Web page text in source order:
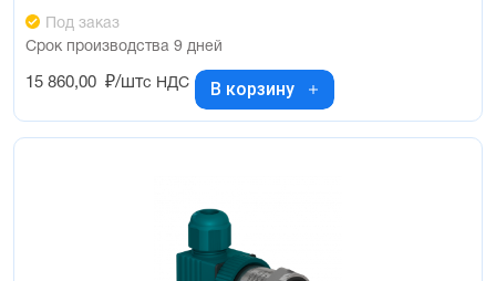
Под заказ
Срок производства 9 дней
15 860,00 ₽/штс НДС В корзину